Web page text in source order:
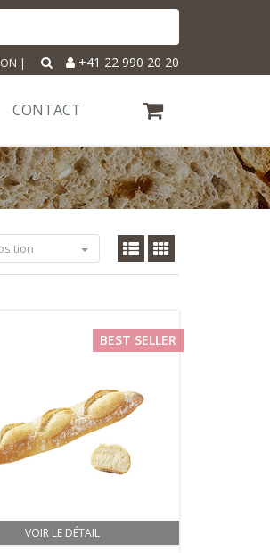
+41 22 990 20 20
|
CONTACT
VOIR LE DÉTAIL
BEST SELLER